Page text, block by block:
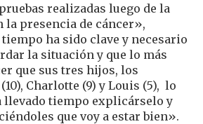
realizadas luego de la
presencia de cáncer»,
ha sido clave y necesario
la situación y que lo más
que sus tres hijos, los
Charlotte (9) y Louis (5), lo
llevado tiempo explicárselo y
que voy a estar bien».